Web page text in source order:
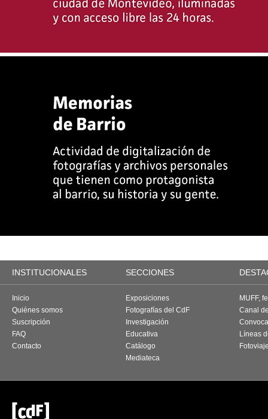
INSTITUCIONALES SECCIONES
Inicio
Quiénes somos
Suscripción
FAQ
Contacto
Exposiciones
Fotografías del CdF
Investigación
Educativa
Catálogo
Mediateca
MUFF,
Canal
Líneas